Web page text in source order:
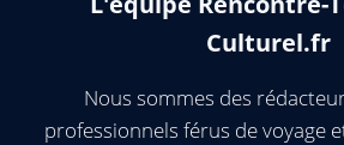
Culturel.fr
Nous sommes des
professionnels férus de voyage